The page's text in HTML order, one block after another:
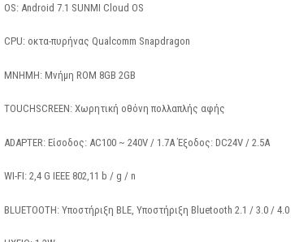
OS: Android 7.1 SUNMI Cloud OS
CPU: οκτα-πυρήνας Qualcomm Snapdragon
ΜΝΗΜΗ: Μνήμη ROM 8GB 2GB
TOUCHSCREEN: Χωρητική οθόνη πολλαπλής αφής
ADAPTER: Είσοδος: AC100 ~ 240V / 1.7A Έξοδος: DC24V / 2.5A
WI-FI: 2,4 G IEEE 802,11 b / g / n
BLUETOOTH: Υποστήριξη BLE, Υποστήριξη Bluetooth 2.1 / 3.0 / 4.0